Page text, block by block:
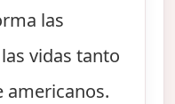
las
vidas tanto
americanos.